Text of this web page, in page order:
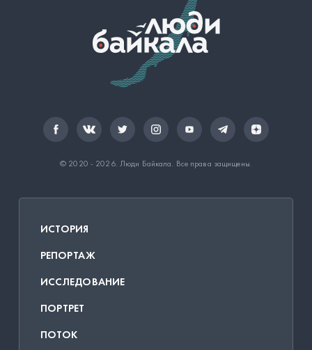
© 2020 - 2026. Люди Байкала . Все права защищены.
ИСТОРИЯ
РЕПОРТАЖ
ИССЛЕДОВАНИЕ
ПОРТРЕТ
ПОТОК